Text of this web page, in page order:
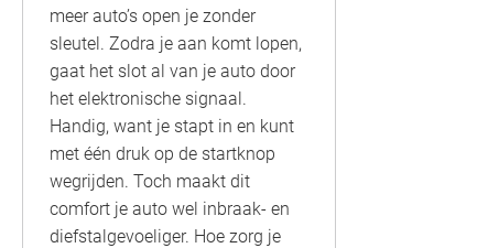
meer auto’s open je zonder
sleutel. Zodra je aan komt lopen,
gaat het slot al van je auto door
het elektronische signaal.
Handig, want je stapt in en kunt
met één druk op de startknop
wegrijden. Toch maakt dit
comfort je auto wel inbraak- en
diefstalgevoeliger. Hoe zorg je